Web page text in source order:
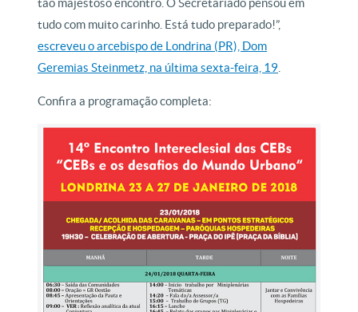
tudo com muito carinho. Está tudo preparado!”,
escreveu o arcebispo de Londrina (PR), Dom
Geremias Steinmetz, na última sexta-feira, 19
Confira a programação completa: